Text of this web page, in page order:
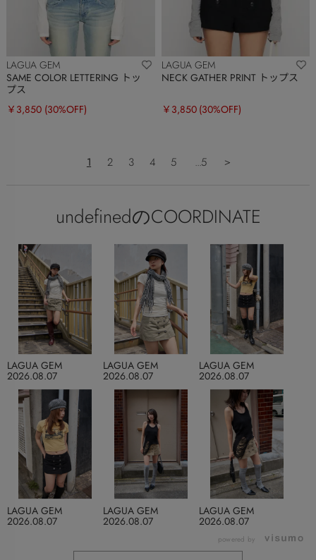
LAGUA GEM
SAME COLOR LETTERING トッ
プス
￥3,850 (30%OFF)
LAGUA GEM
NECK GATHER PRINT トップス
￥3,850 (30%OFF)
1 2 3 4 5 ...5 ＞
undefinedのCOORDINATE
2026.08.07
LAGUA GEM
2026.08.07
LAGUA GEM
2026.08.07
LAGUA GEM
2026.08.07
LAGUA GEM
2026.08.07
LAGUA GEM
2026.08.07
LAGUA GEM
powered by